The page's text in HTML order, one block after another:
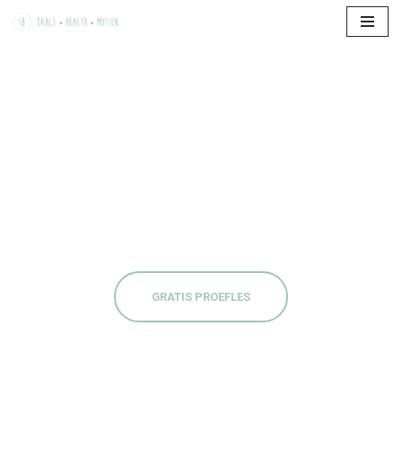
GRATIS PROEFLES